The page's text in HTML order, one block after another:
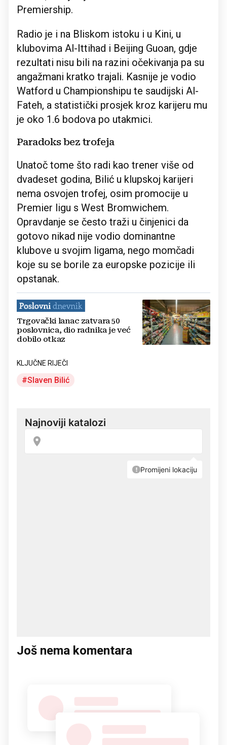
Premiership.
Radio je i na Bliskom istoku i u Kini, u
klubovima Al-Ittihad i Beijing Guoan, gdje
rezultati nisu bili na razini očekivanja pa su
angažmani kratko trajali. Kasnije je vodio
Watford u Championshipu te saudijski Al-
Fateh, a statistički prosjek kroz karijeru mu
je oko 1.6 bodova po utakmici.
Paradoks bez trofeja
Unatoč tome što radi kao trener više od
dvadeset godina, Bilić u klupskoj karijeri
nema osvojen trofej, osim promocije u
Premier ligu s West Bromwichem.
Opravdanje se često traži u činjenici da
gotovo nikad nije vodio dominantne
klubove u svojim ligama, nego momčadi
koje su se borile za europske pozicije ili
opstanak.
Trgovački lanac zatvara 50
poslovnica, dio radnika je već
dobilo otkaz
KLJUČNE RIJEČI
Slaven Bilić
Još nema komentara